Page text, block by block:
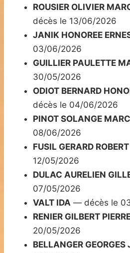
ROUSIER OLIVIER
décès le 13/06/2026
JANIK HONOREE
03/06/2026
GUILLIER PAULETTE
30/05/2026
ODIOT BERNARD
décès le 04/06/2026
PINOT SOLANGE
08/06/2026
FUSIL GERARD
12/05/2026
DULAC AURELIEN
07/05/2026
VALT IDA — décès le
RENIER GILBERT
20/05/2026
BELLANGER GEORGES